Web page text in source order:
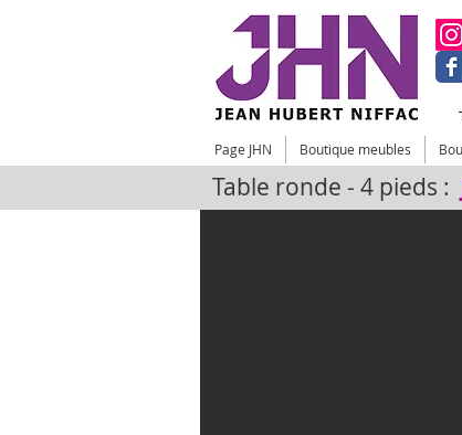
Page JHN Boutique meubles
Table ronde - 4 pieds :